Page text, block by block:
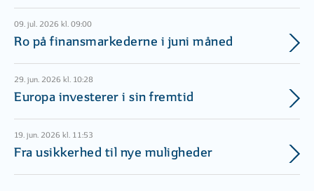
09. jul. 2026 kl. 09:00
Ro på finansmarkederne i juni måned
29. jun. 2026 kl. 10:28
Europa investerer i sin fremtid
19. jun. 2026 kl. 11:53
Fra usikkerhed til nye muligheder